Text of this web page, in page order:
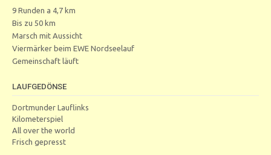
9 Runden a 4,7 km
Bis zu 50 km
Marsch mit Aussicht
Viermärker beim EWE Nordseelauf
Gemeinschaft läuft
LAUFGEDÖNSE
Dortmunder Lauflinks
Kilometerspiel
All over the world
Frisch gepresst